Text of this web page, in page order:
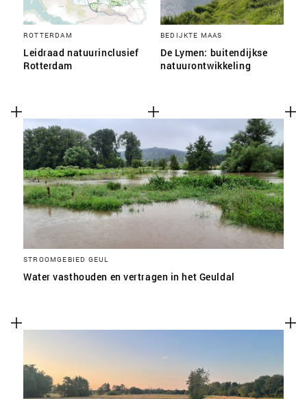
ROTTERDAM
Leidraad natuurinclusief
Rotterdam
BEDIJKTE MAAS
De Lymen: buitendijkse
natuurontwikkeling
STROOMGEBIED GEUL
Water vasthouden en vertragen in het Geuldal